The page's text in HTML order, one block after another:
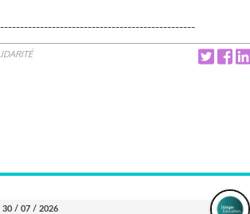
30 / 07 / 2026